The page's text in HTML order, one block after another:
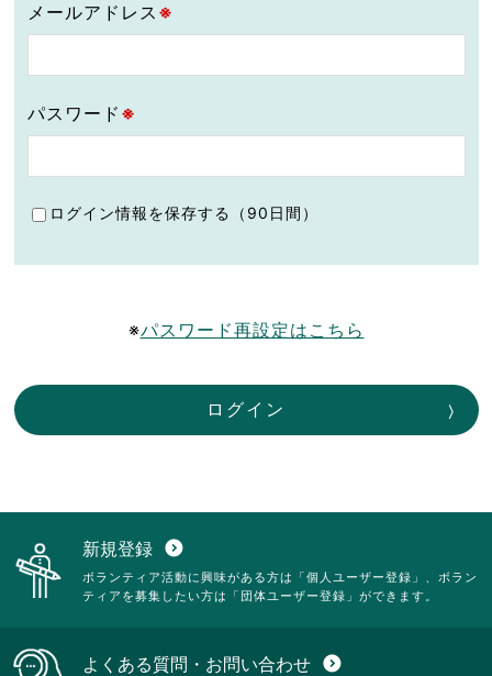
メールアドレス ※
パスワード ※
ログイン情報を保存する（90日間）
※パスワード再設定はこちら
ログイン
新規登録 expand_circle_down
ボランティア活動に興味がある方は「個人ユーザー登録」、ボラン
ティアを募集したい方は「団体ユーザー登録」ができます。
よくある質問・お問い合わせ expand_circle_down